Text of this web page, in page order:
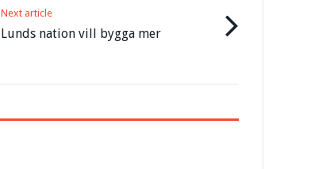
Next article
Lunds nation vill bygga mer